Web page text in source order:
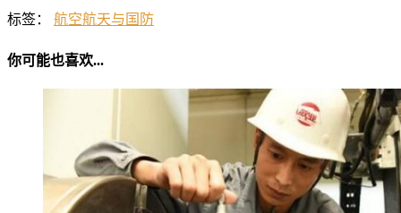
标签： 航空航天与国防
你可能也喜欢...